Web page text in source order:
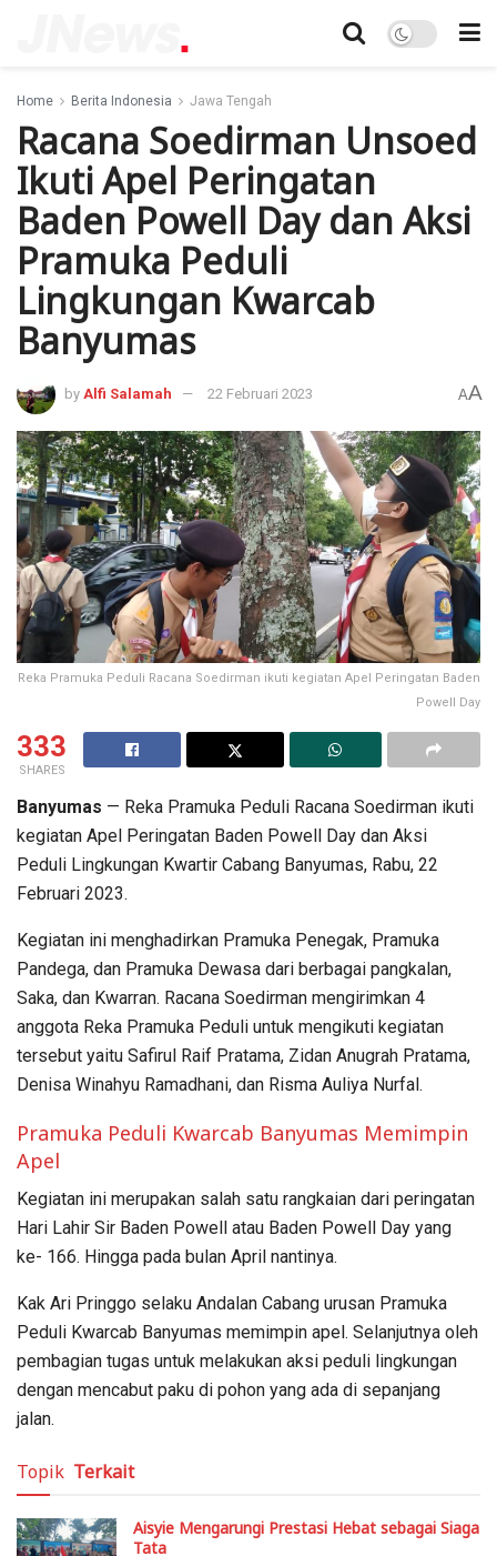
Home Berita Indonesia Jawa Tengah
Racana Soedirman Unsoed
Ikuti Apel Peringatan
Baden Powell Day dan Aksi
Pramuka Peduli
Lingkungan Kwarcab
Banyumas
by Alfi Salamah 22 Februari 2023 AA
Reka Pramuka Peduli Racana Soedirman ikuti kegiatan Apel Peringatan Baden
Powell Day
333
SHARES
Banyumas — Reka Pramuka Peduli Racana Soedirman ikuti
kegiatan Apel Peringatan Baden Powell Day dan Aksi
Peduli Lingkungan Kwartir Cabang Banyumas, Rabu, 22
Februari 2023.
Kegiatan ini menghadirkan Pramuka Penegak, Pramuka
Pandega, dan Pramuka Dewasa dari berbagai pangkalan,
Saka, dan Kwarran. Racana Soedirman mengirimkan 4
anggota Reka Pramuka Peduli untuk mengikuti kegiatan
tersebut yaitu Safirul Raif Pratama, Zidan Anugrah Pratama,
Denisa Winahyu Ramadhani, dan Risma Auliya Nurfal.
Pramuka Peduli Kwarcab Banyumas Memimpin
Apel
Kegiatan ini merupakan salah satu rangkaian dari peringatan
Hari Lahir Sir Baden Powell atau Baden Powell Day yang
ke- 166. Hingga pada bulan April nantinya.
Kak Ari Pringgo selaku Andalan Cabang urusan Pramuka
Peduli Kwarcab Banyumas memimpin apel. Selanjutnya oleh
pembagian tugas untuk melakukan aksi peduli lingkungan
dengan mencabut paku di pohon yang ada di sepanjang
jalan.
Topik Terkait
Aisyie Mengarungi Prestasi Hebat sebagai Siaga
Tata